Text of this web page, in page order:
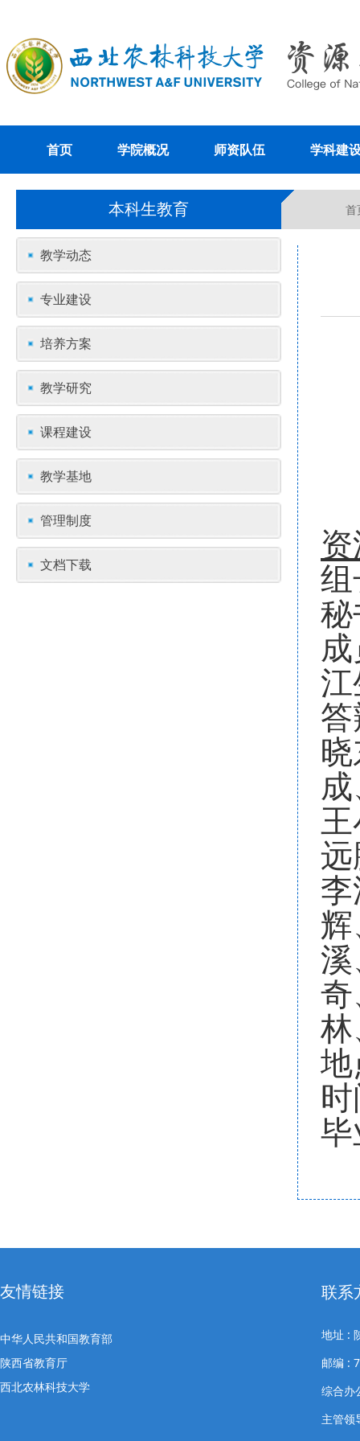
首页 学院概况 师资队伍 学科建
本科生教育 首
教学动态
专业建设
培养方案
教学研究
课程建设
教学基地
管理制度
文档下载
组
秘
江
王
远
溪
奇
林
地
毕
友情链接
中华人民共和国教育部
陕西省教育厅
西北农林科技大学
联系
地址 :
邮编 :
综合办
主管